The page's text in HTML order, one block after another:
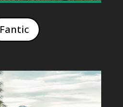
Fantic